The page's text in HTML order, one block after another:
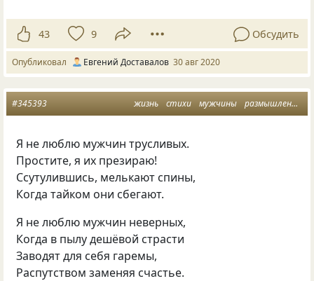
43 9 Обсудить
Опубликовал Евгений Доставалов 30 авг 2020
жизнь стихи мужчины размышления
#345393
Я не люблю мужчин трусливых.
Простите, я их презираю!
Ссутулившись, мелькают спины,
Когда тайком они сбегают.
Я не люблю мужчин неверных,
Когда в пылу дешёвой страсти
Заводят для себя гаремы,
Распутством заменяя счастье.